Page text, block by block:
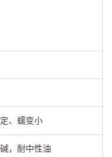
、蠕变小
，耐中性油